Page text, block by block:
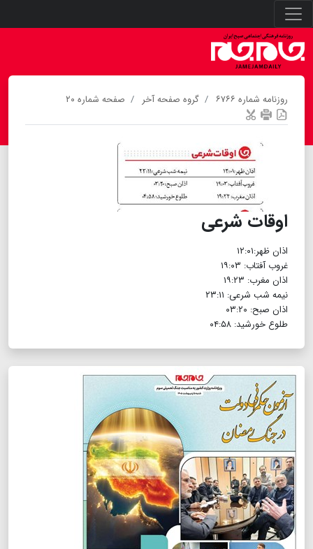
روزنامه شماره ۶۷۶۶ گروه صفحه آخر صفحه شماره ۲۰
اوقات شرعی
اذان ظهر:۱۲:۰۱
غروب آفتاب: ۱۹:۰۳
اذان مغرب: ۱۹:۲۳
نیمه شب شرعی: ۲۳:۱۱
اذان صبح: ۰۳:۲۰
طلوع خورشید: ۰۴:۵۸